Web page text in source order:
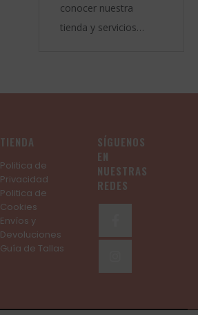
conocer nuestra
tienda y servicios
TIENDA
Politica de
Privacidad
Politica de
Cookies
Envíos y
Devoluciones
Guía de Tallas
SÍGUENOS
EN
NUESTRAS
REDES